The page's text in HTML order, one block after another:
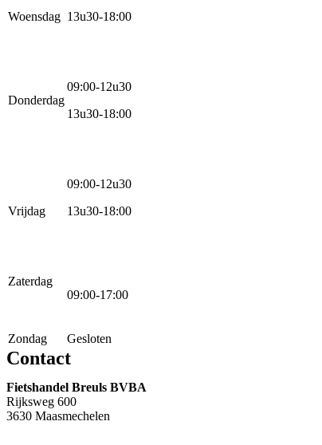
Woensdag 13u30-18:00
Donderdag
09:00-12u30
13u30-18:00
Vrijdag
09:00-12u30
13u30-18:00
Zaterdag
09:00-17:00
Zondag Gesloten
Contact
Fietshandel Breuls BVBA
Rijksweg 600
3630 Maasmechelen